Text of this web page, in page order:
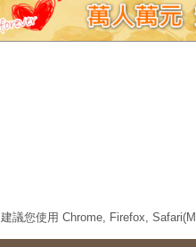
建議您使用 Chrome, Firefox,